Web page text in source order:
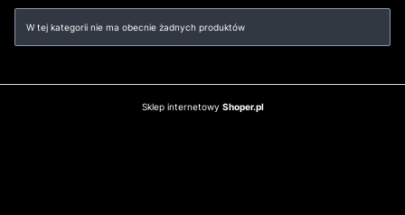
Lista produktów
W tej kategorii nie ma obecnie żadnych produktów
Sklep internetowy Shoper.pl